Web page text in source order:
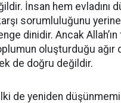
İnsan hem evladını
sorumluluğunu
dinidir. Ancak Allah’ın
oluşturduğu ağır
de doğru değildir.
de yeniden